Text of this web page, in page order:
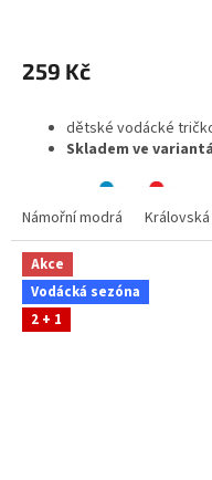
259 Kč
dětské vodácké
Skladem ve
Námořní modrá
Akce
Vodácká sezóna
2 + 1